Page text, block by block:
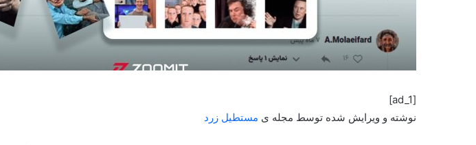
[ad_1]
نوشته و ویرایش شده توسط مجله ی مستطیل زرد